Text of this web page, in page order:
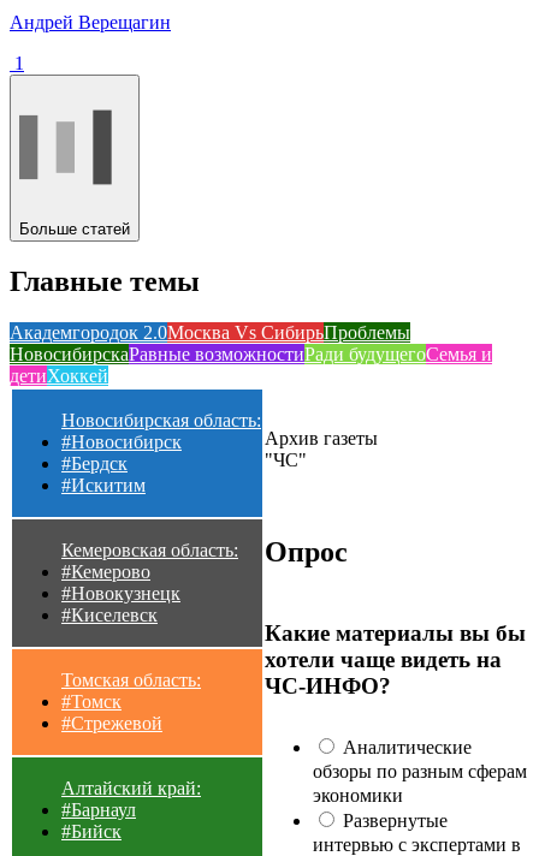
Андрей Верещагин
1
Больше статей
Главные темы
Академгородок 2.0Москва Vs СибирьПроблемы
НовосибирскаРавные возможностиРади будущегоСемья и
детиХоккей
Новосибирская область:
#Новосибирск
#Бердск
#Искитим
Кемеровская область:
#Кемерово
#Новокузнецк
#Киселевск
Томская область:
#Томск
#Стрежевой
Алтайский край:
#Барнаул
#Бийск
Архив газеты
"ЧС"
Опрос
Какие материалы вы бы
хотели чаще видеть на
ЧС-ИНФО?
Аналитические
обзоры по разным сферам
экономики
Развернутые
интервью с экспертами в